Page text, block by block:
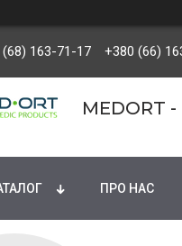
163-71-17 +380 (66)
MEDORT
ПРО НАС